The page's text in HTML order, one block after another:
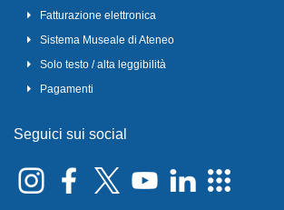
Fatturazione elettronica
Sistema Museale di Ateneo
Solo testo / alta leggibilità
Pagamenti
Seguici sui social